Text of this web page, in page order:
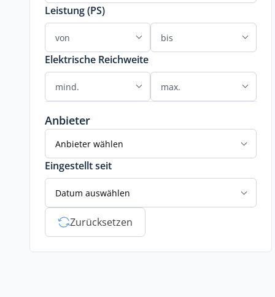
Leistung (PS)
Elektrische Reichweite
Anbieter
Anbieter wählen
Eingestellt seit
Datum auswählen
Zurücksetzen